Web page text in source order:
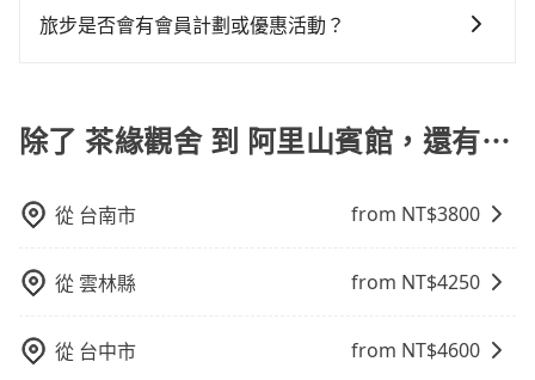
乘客盡量塞、盡量放。在預定前，建議先丈量好尺寸，
單，且絕無隱藏費用，若您是安卓系統手機還能下載app
旅步是否會有會員計劃或優惠活動？
除了 茶緣觀舍 到 阿里山賓館，還有⋯
從 台南市 from NT$3800
從雲林縣 from NT$4250
從 台中市 from NT$4600